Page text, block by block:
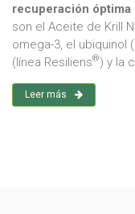
recuperación óptima
son el Aceite de Krill
omega-3, el ubiquinol
(línea Resiliens®) y la
Leer más